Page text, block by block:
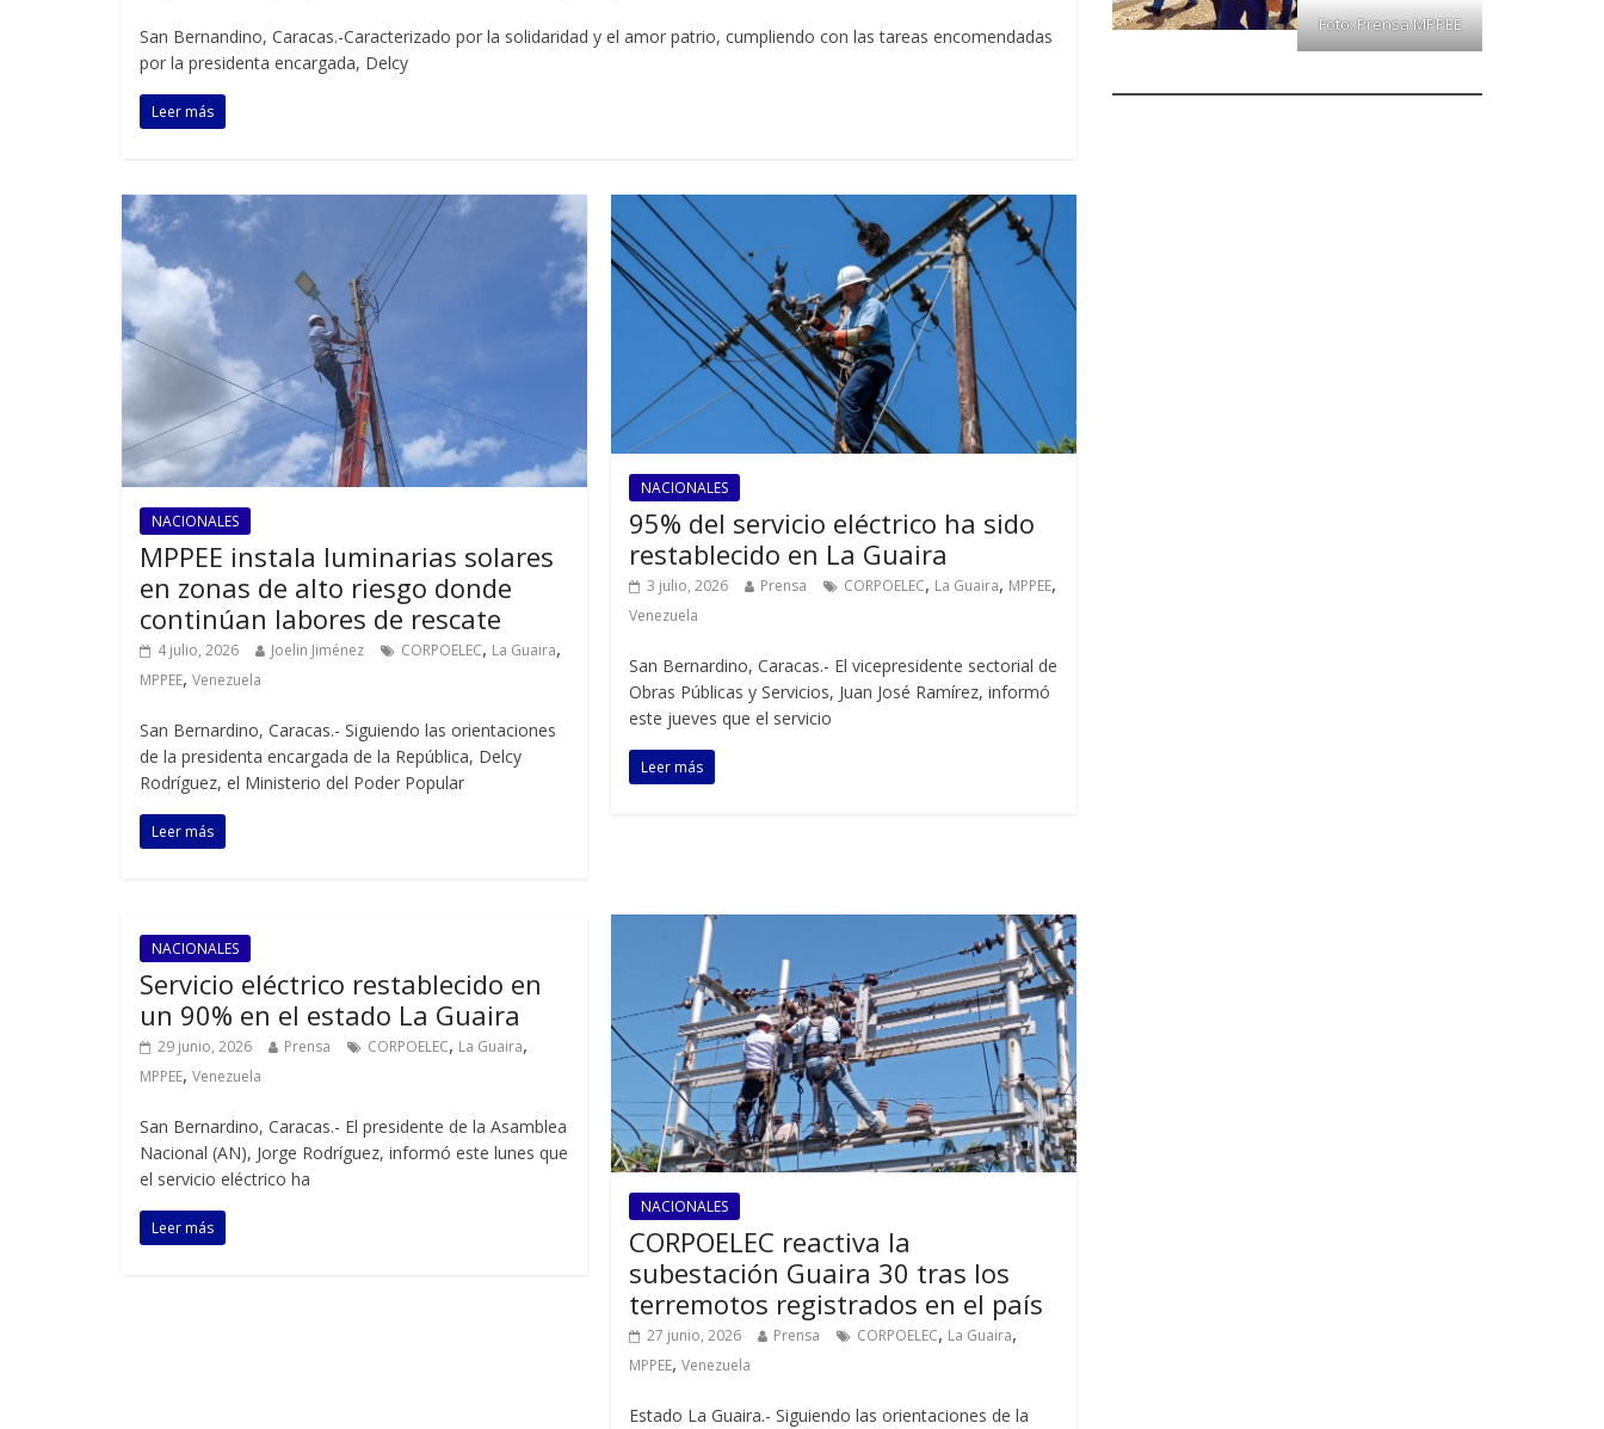
San Bernandino, Caracas.-Caracterizado por la solidaridad y el amor patrio, cumpliendo con las tareas encomendadas
por la presidenta encargada, Delcy
Leer más
NACIONALES
MPPEE instala luminarias solares
en zonas de alto riesgo donde
continúan labores de rescate
4 julio, 2026 Joelin Jiménez CORPOELEC, La Guaira,
MPPEE, Venezuela
San Bernardino, Caracas.- Siguiendo las orientaciones
de la presidenta encargada de la República, Delcy
Rodríguez, el Ministerio del Poder Popular
Leer más
NACIONALES
95% del servicio eléctrico ha sido
restablecido en La Guaira
3 julio, 2026 Prensa CORPOELEC, La Guaira, MPPEE,
Venezuela
San Bernardino, Caracas.- El vicepresidente sectorial de
Obras Públicas y Servicios, Juan José Ramírez, informó
este jueves que el servicio
Leer más
NACIONALES
Servicio eléctrico restablecido en
un 90% en el estado La Guaira
29 junio, 2026 Prensa CORPOELEC, La Guaira,
MPPEE, Venezuela
San Bernardino, Caracas.- El presidente de la Asamblea
Nacional (AN), Jorge Rodríguez, informó este lunes que
el servicio eléctrico ha
Leer más
NACIONALES
CORPOELEC reactiva la
subestación Guaira 30 tras los
terremotos registrados en el país
27 junio, 2026 Prensa CORPOELEC, La Guaira,
MPPEE,Venezuela
Estado La Guaira.- Siguiendo las orientaciones de la
Foto: Prensa MPPEE